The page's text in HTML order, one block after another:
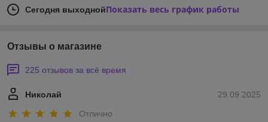
Сегодня выходнойПоказать весь график работы
Отзывы о магазине
225 отзывов за всё время
29.09.2025
Николай
Отлично